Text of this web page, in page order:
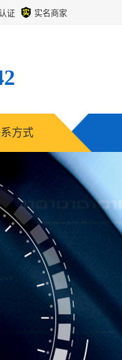
证 实名商家
方式